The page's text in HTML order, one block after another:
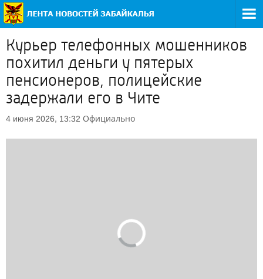
Курьер телефонных мошенников
похитил деньги у пятерых
пенсионеров, полицейские
задержали его в Чите
4 июня 2026, 13:32 Официально